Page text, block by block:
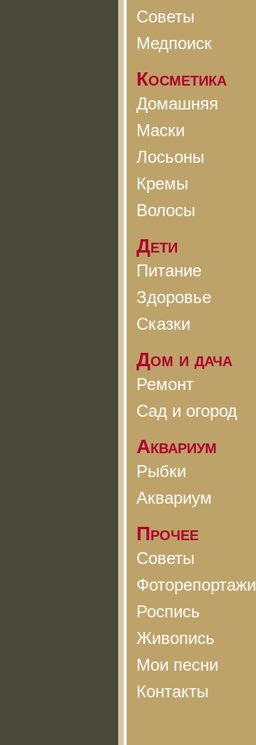
Советы
Медпоиск
Косметика
Домашняя
Маски
Лосьоны
Кремы
Волосы
Дети
Питание
Здоровье
Сказки
Дом и дача
Ремонт
Сад и огород
Аквариум
Рыбки
Аквариум
Прочее
Советы
Фоторепортажи
Роспись
Живопись
Мои песни
Контакты